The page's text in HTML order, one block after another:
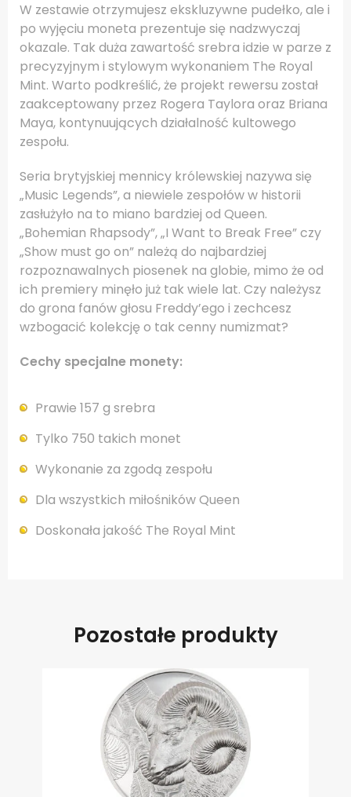
W zestawie otrzymujesz ekskluzywne pudełko, ale i
po wyjęciu moneta prezentuje się nadzwyczaj
okazale. Tak duża zawartość srebra idzie w parze z
precyzyjnym i stylowym wykonaniem The Royal
Mint. Warto podkreślić, że projekt rewersu został
zaakceptowany przez Rogera Taylora oraz Briana
Maya, kontynuujących działalność kultowego
zespołu.
Seria brytyjskiej mennicy królewskiej nazywa się
„Music Legends”, a niewiele zespołów w historii
zasłużyło na to miano bardziej od Queen.
„Bohemian Rhapsody”, „I Want to Break Free” czy
„Show must go on” należą do najbardziej
rozpoznawalnych piosenek na globie, mimo że od
ich premiery minęło już tak wiele lat. Czy należysz
do grona fanów głosu Freddy’ego i zechcesz
wzbogacić kolekcję o tak cenny numizmat?
Cechy specjalne monety:
Prawie 157 g srebra
Tylko 750 takich monet
Wykonanie za zgodą zespołu
Dla wszystkich miłośników Queen
Doskonała jakość The Royal Mint
Pozostałe produkty